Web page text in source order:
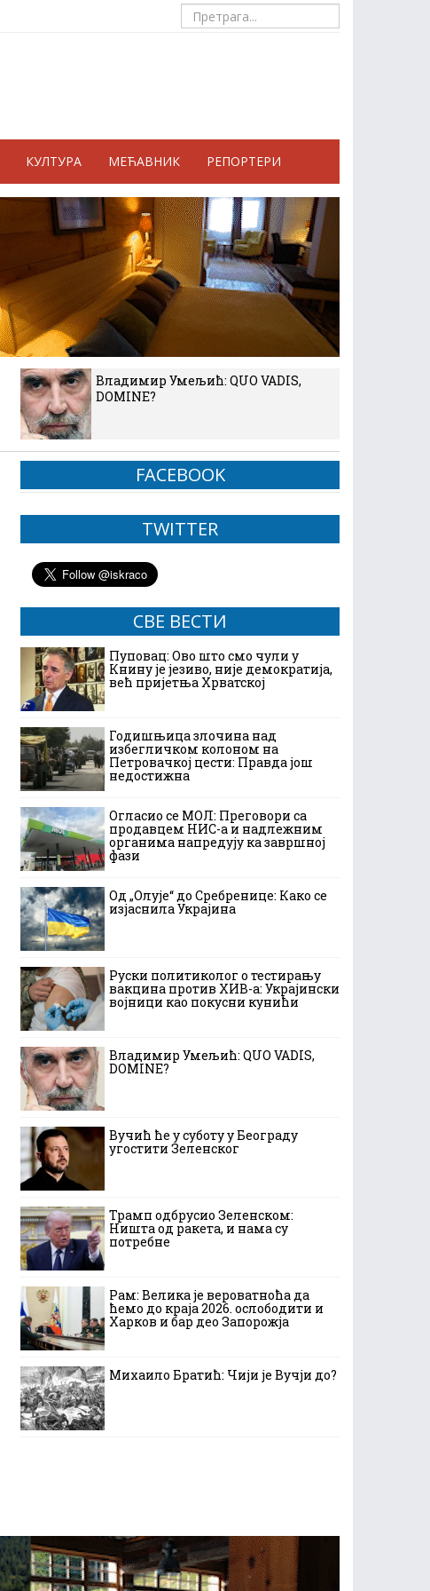
КУЛТУРА МЕЋАВНИК РЕПОРТЕРИ
Владимир Умељић: QUO VADIS,
DOMINE?
FACEBOOK
TWITTER
СВЕ ВЕСТИ
Пуповац: Ово што смо чули у
Книну је језиво, није демократија,
већ пријетња Хрватској
Годишњица злочина над
избегличком колоном на
Петровачкој цести: Правда још
недостижна
Огласио се МОЛ: Преговори са
продавцем НИС-а и надлежним
органима напредују ка завршној
фази
Од „Олује“ до Сребренице: Како се
изјаснила Украјина
Руски политиколог о тестирању
вакцина против ХИВ-а: Украјински
војници као покусни кунићи
Владимир Умељић: QUO VADIS,
DOMINE?
Вучић ће у суботу у Београду
угостити Зеленског
Трамп одбрусио Зеленском:
Ништа од ракета, и нама су
потребне
Рам: Велика је вероватноћа да
ћемо до краја 2026. ослободити и
Харков и бар део Запорожја
Михаило Братић: Чији је Вучји до?